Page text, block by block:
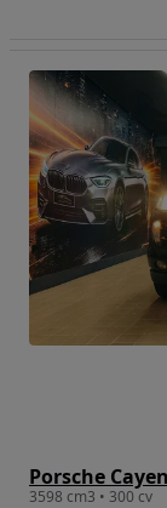
Porsche
3598 cm3 • 300 cv